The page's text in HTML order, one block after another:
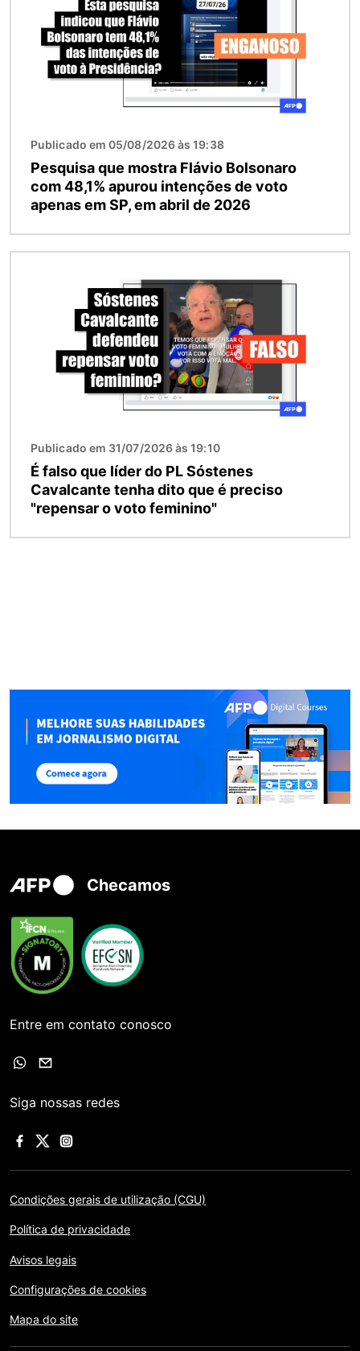
Publicado em 05/08/2026 às 19:38
Pesquisa que mostra Flávio Bolsonaro
com 48,1% apurou intenções de voto
apenas em SP, em abril de 2026
Publicado em 31/07/2026 às 19:10
É falso que líder do PL Sóstenes
Cavalcante tenha dito que é preciso
"repensar o voto feminino"
Checamos
Entre em contato conosco
Siga nossas redes
Condições gerais de utilização (CGU)
Política de privacidade
Avisos legais
Configurações de cookies
Mapa do site